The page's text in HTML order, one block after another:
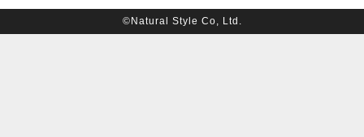
©Natural Style Co, Ltd.